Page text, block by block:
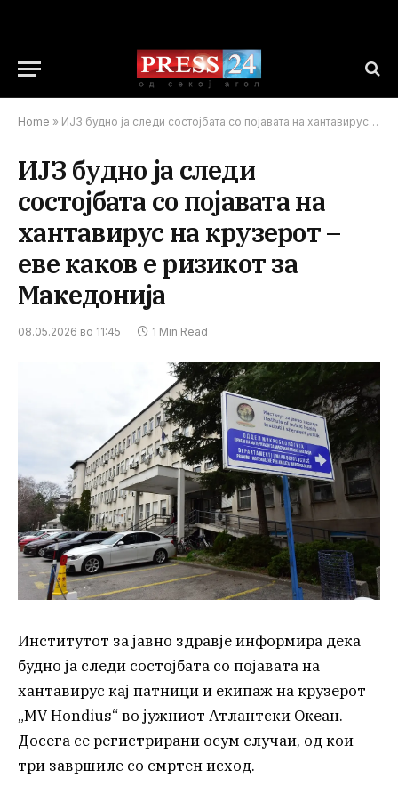
Home » ИЈЗ будно ја следи состојбата со појавата на хантавирус на крузерот – еве каков е ризикот за Македонија
ИЈЗ будно ја следи
состојбата со појавата на
хантавирус на крузерот –
еве каков е ризикот за
Македонија
08.05.2026 во 11:45 1 Min Read
Институтот за јавно здравје информира дека
будно ја следи состојбата со појавата на
хантавирус кај патници и екипаж на крузерот
„MV Hondius“ во јужниот Атлантски Океан.
Досега се регистрирани осум случаи, од кои
три завршиле со смртен исход.